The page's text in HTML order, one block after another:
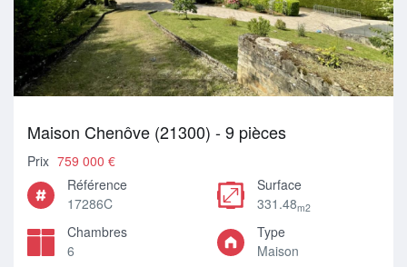
Maison Chenôve (21300) - 9 pièces
Prix 759 000 €
Référence
17286C
Surface
331.48m2
Chambres
6
Type
Maison